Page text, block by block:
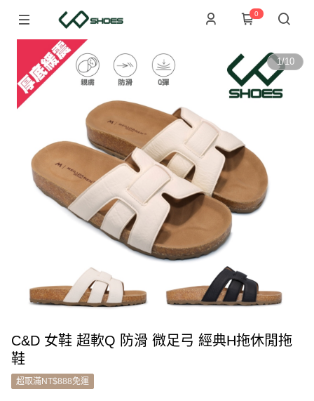
0
1/10
C&D 女鞋 超軟Q 防滑 微足弓 經典H拖休閒拖
鞋
超取滿NT$888免運